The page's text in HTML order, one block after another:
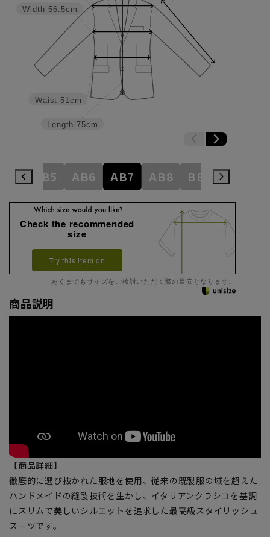
Length 75cm
Waist 51cm
Width 56.5cm
AB5 AB6 AB7 AB8 BE3 BE4
Check the recommended
size
Try this item on
あくまでもサイズをご検討いただく際の目安となります。
商品説明
【商品詳細】
徹底的に選び抜かれた服地を使用、従来の既製服の域を超えた
ハンドメイドの縫製技術を生かし、イタリアンクラシコを基調
にスリムで美しいシルエットを追求した最高級スタイリッシュ
スーツです。